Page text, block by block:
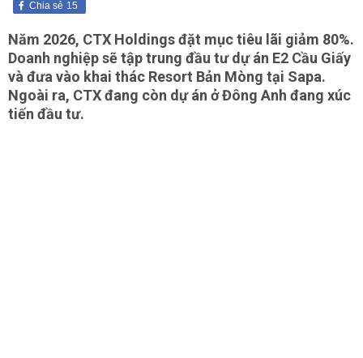
15
Chia sẻ
Năm 2026, CTX Holdings đặt mục tiêu lãi giảm 80%.
Doanh nghiệp sẽ tập trung đầu tư dự án E2 Cầu Giấy
và đưa vào khai thác Resort Bản Mòng tại Sapa.
Ngoài ra, CTX đang còn dự án ở Đông Anh đang xúc
tiến đầu tư.